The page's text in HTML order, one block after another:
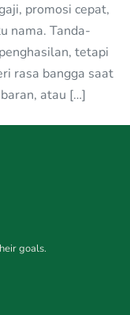
promosi cepat,
nama. Tanda-
tetapi
rasa bangga saat
atau […]
goals.